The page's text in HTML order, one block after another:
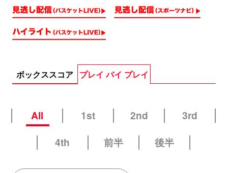
ボックススコア プレイ バイ プレイ
All 1st 2nd
3rd
4th
前半 後半